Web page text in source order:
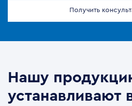
Получить
Нашу
устанавливают